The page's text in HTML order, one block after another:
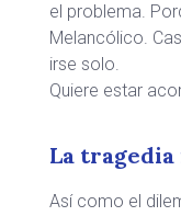
el problema.
Melancólico.
irse solo.
Quiere estar
La
Así como el